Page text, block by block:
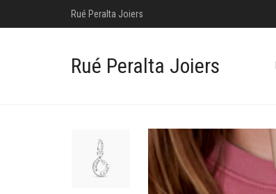
Rué Peralta Joiers
Rué Peralta Joiers
+